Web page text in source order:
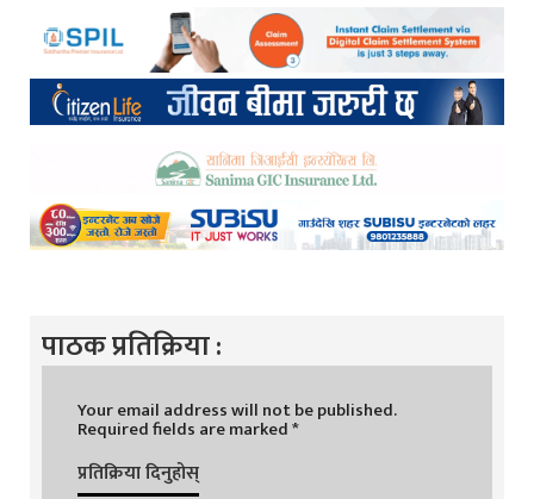
पाठक प्रतिक्रिया :
Your email address will not be published.
Required fields are marked*
प्रतिक्रिया दिनुहोस्